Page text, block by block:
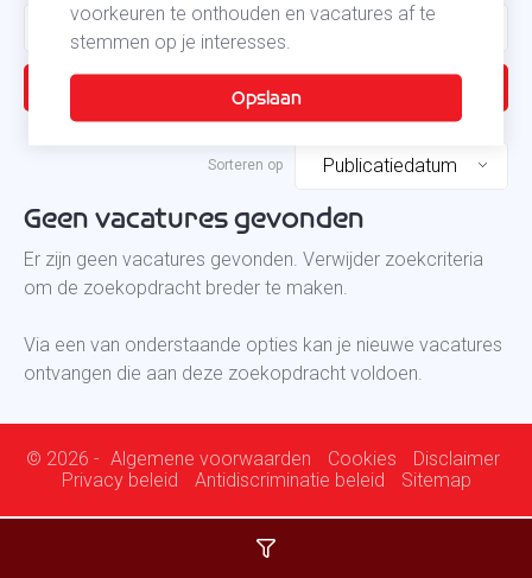
Functiegroep
Zoek
Publicatiedatum
Geen vacatures gevonden
Er zijn geen vacatures gevonden. Verwijder zoekcriteria
om de zoekopdracht breder te maken.
Via een van onderstaande opties kan je nieuwe vacatures
ontvangen die aan deze zoekopdracht voldoen.
© 2026 - Algemene voorwaarden Cookies
Disclaimer
Privacy beleid
Antidiscriminatie beleid Sitemap
voorkeuren te onthouden en vacatures af te
stemmen op je interesses.